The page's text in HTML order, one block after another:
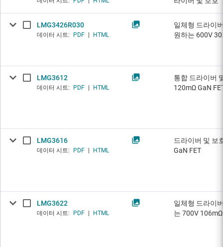
LMG3426R030
데이터 시트: PDF HTML
일체형 드라이
원하는 600V
LMG3612
데이터 시트: PDF HTML
통합 드라이버
120mΩ GaN
LMG3616
데이터 시트: PDF HTML
드라이버 및 보
GaN FET
LMG3622
데이터 시트: PDF HTML
일체형 드라이
는 700V 106mΩ